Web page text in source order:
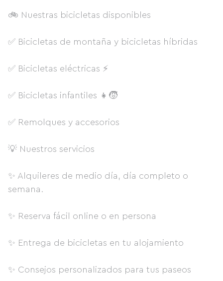
🚲 Nuestras bicicletas disponibles
✅ Bicicletas de montaña y bicicletas híbridas
✅ Bicicletas eléctricas ⚡
✅ Bicicletas infantiles 👧🧒
✅ Remolques y accesorios
💡 Nuestros servicios
✨ Alquileres de medio día, día completo o
semana.
✨ Reserva fácil online o en persona
✨ Entrega de bicicletas en tu alojamiento
✨ Consejos personalizados para tus paseos